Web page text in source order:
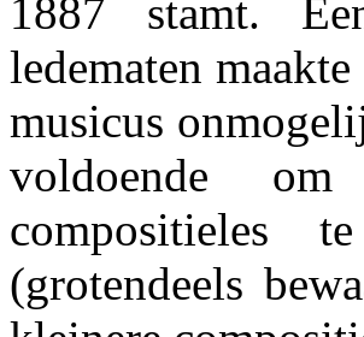
1887 stamt.
ledematen
musicus
voldoende
compositieles
(grotendeels